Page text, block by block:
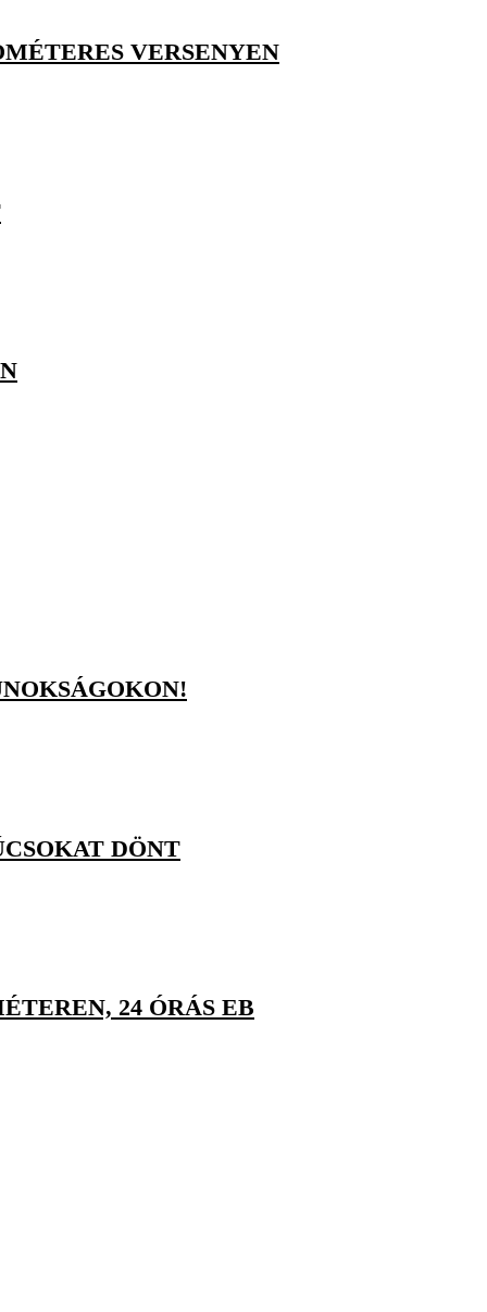
VERSENYEN
DÖNT
24 ÓRÁS EB